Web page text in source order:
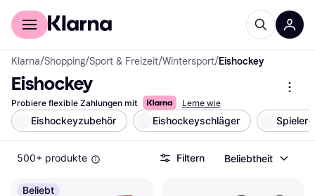
Für Shopper
Klarna/Shopping/Sport & Freizeit/Wintersport/Eishockey
Eishockey
Probiere flexible Zahlungen mit Lerne wie
Eishockeyzubehör Eishockeyschläger
500+ produkte Filtern Beliebtheit
Beliebt